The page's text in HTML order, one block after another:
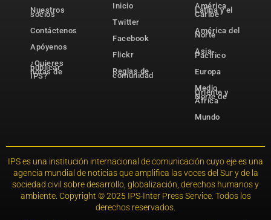
Nuestros
socios
Contáctenos
Apóyenos
¿Quieres
publicar
notas de
IPS?
Inicio
Twitter
Facebook
Flickr
Reglas de
comunidad
América
Latina y el
Caribe
América del
Norte
Asia-
Pacífico
Europa
Medio
Oriente y
Norte de
África
Mundo
IPS es una institución internacional de comunicación cuyo eje es una
agencia mundial de noticias que amplifica las voces del Sur y de la
sociedad civil sobre desarrollo, globalización, derechos humanos y
ambiente. Copyright © 2025 IPS-Inter Press Service. Todos los
derechos reservados.